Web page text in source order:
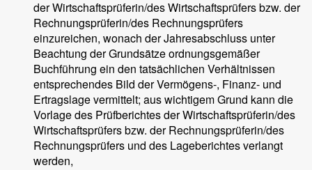
der Wirtschaftsprüferin/des Wirtschaftsprüfers bzw. der
Rechnungsprüferin/des Rechnungsprüfers
einzureichen, wonach der Jahresabschluss unter
Beachtung der Grundsätze ordnungsgemäßer
Buchführung ein den tatsächlichen Verhältnissen
entsprechendes Bild der Vermögens-, Finanz- und
Ertragslage vermittelt; aus wichtigem Grund kann die
Vorlage des Prüfberichtes der Wirtschaftsprüferin/des
Wirtschaftsprüfers bzw. der Rechnungsprüferin/des
Rechnungsprüfers und des Lageberichtes verlangt
werden,